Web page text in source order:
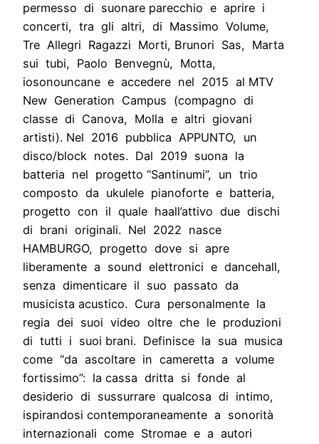
permesso di suonare parecchio e aprire i
concerti, tra gli altri, di Massimo Volume,
Tre Allegri Ragazzi Morti, Brunori Sas, Marta
sui tubi, Paolo Benvegnù, Motta,
iosonouncane e accedere nel 2015 al MTV
New Generation Campus (compagno di
classe di Canova, Molla e altri giovani
artisti). Nel 2016 pubblica APPUNTO, un
disco/block notes. Dal 2019 suona la
batteria nel progetto “Santinumi”, un trio
composto da ukulele pianoforte e batteria,
progetto con il quale haall’attivo due dischi
di brani originali. Nel 2022 nasce
HAMBURGO, progetto dove si apre
liberamente a sound elettronici e dancehall,
senza dimenticare il suo passato da
musicista acustico. Cura personalmente la
regia dei suoi video oltre che le produzioni
di tutti i suoi brani. Definisce la sua musica
come “da ascoltare in cameretta a volume
fortissimo”: la cassa dritta si fonde al
desiderio di sussurrare qualcosa di intimo,
ispirandosi contemporaneamente a sonorità
internazionali come Stromae e a autori